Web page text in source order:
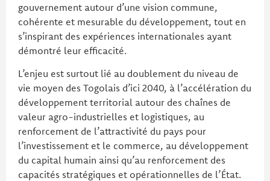
gouvernement autour d’une vision commune,
cohérente et mesurable du développement, tout en
s’inspirant des expériences internationales ayant
démontré leur efficacité.
L’enjeu est surtout lié au doublement du niveau de
vie moyen des Togolais d’ici 2040, à l’accélération du
développement territorial autour des chaînes de
valeur agro-industrielles et logistiques, au
renforcement de l’attractivité du pays pour
l’investissement et le commerce, au développement
du capital humain ainsi qu’au renforcement des
capacités stratégiques et opérationnelles de l’État.